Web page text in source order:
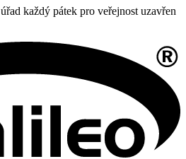
každý pátek pro veřejnost uzavřen